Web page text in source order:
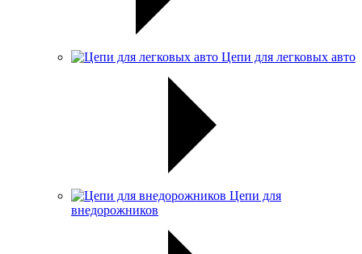
Цепи для легковых авто
Цепи для
внедорожников